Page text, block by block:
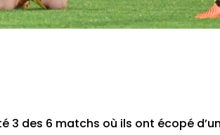
3 des 6 matchs où ils ont écopé